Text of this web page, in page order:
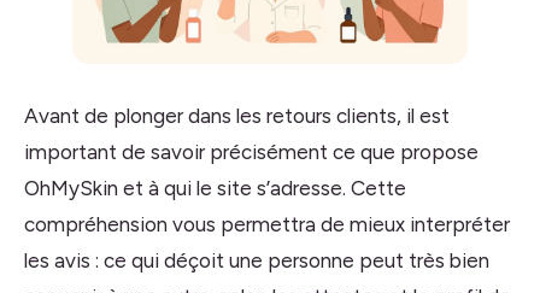
Avant de plonger dans les retours clients, il est
important de savoir précisément ce que propose
OhMySkin et à qui le site s’adresse. Cette
compréhension vous permettra de mieux interpréter
les avis : ce qui déçoit une personne peut très bien